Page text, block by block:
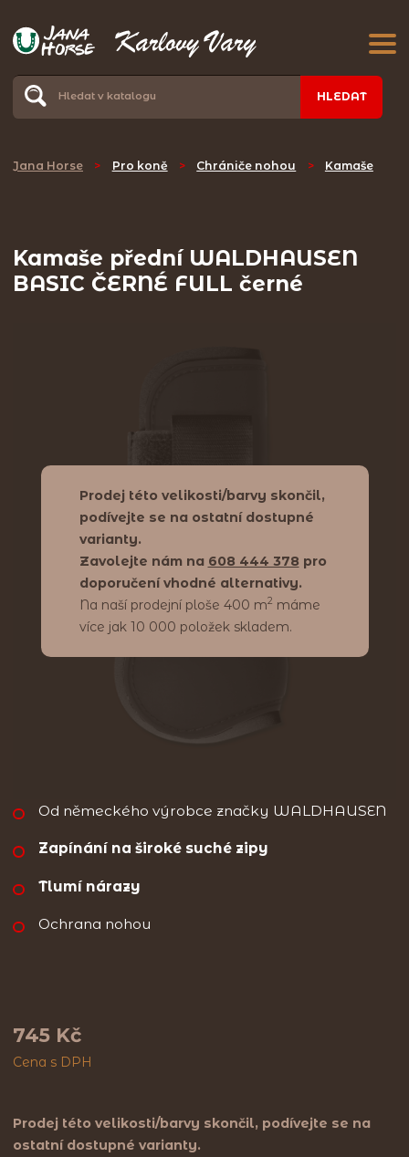
HLEDAT
Jana Horse > Pro koně > Chrániče nohou > Kamaše
Kamaše přední WALDHAUSEN
BASIC ČERNÉ FULL černé
Prodej této velikosti/barvy skončil,
podívejte se na ostatní dostupné
varianty.
Zavolejte nám na 608 444 378 pro
doporučení vhodné alternativy.
Na naší prodejní ploše 400 m2 máme
více jak 10 000 položek skladem.
Od německého výrobce značky WALDHAUSEN
Zapínání na široké suché zipy
Tlumí nárazy
Ochrana nohou
745 Kč
Cena s DPH
Prodej této velikosti/barvy skončil, podívejte se na
ostatní dostupné varianty.